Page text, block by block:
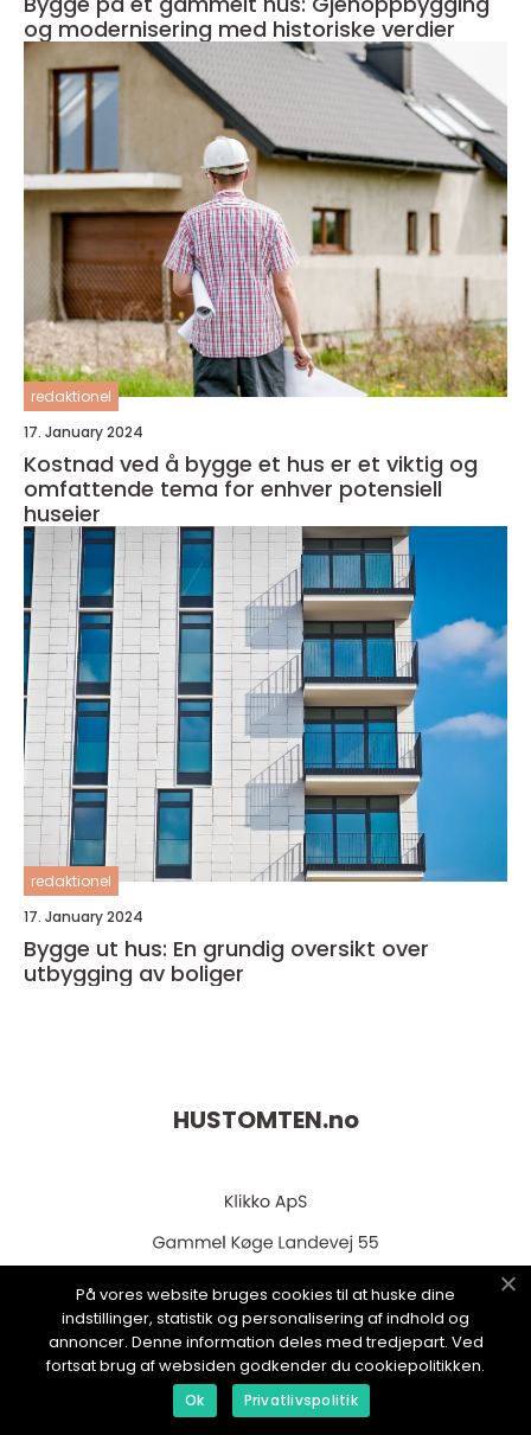
og modernisering med historiske verdier
redaktionel
17. January 2024
Kostnad ved å bygge et hus er et viktig og
omfattende tema for enhver potensiell
huseier
redaktionel
17. January 2024
Bygge ut hus: En grundig oversikt over
utbygging av boliger
HUSTOMTEN.no
web:www.klikko.dk
På vores website bruges cookies til at huske dine
indstillinger, statistik og personalisering af indhold og
annoncer. Denne information deles med tredjepart. Ved
fortsat brug af websiden godkender du cookiepolitikken.
Ok Privatlivspolitik